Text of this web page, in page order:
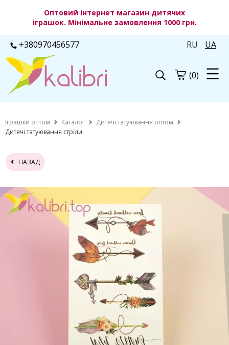
Оптовий інтернет магазин дитячих
іграшок. Мінімальне замовлення 1000 грн.
+380970456577 RU UA
(0)
Іграшки оптом Каталог
Дитячі татуювання оптом
Дитячі татуювання стріли
НАЗАД